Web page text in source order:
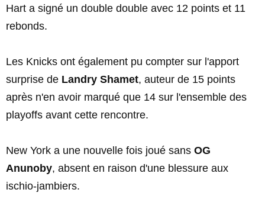
Hart a signé un double double avec 12 points et 11
rebonds.
Les Knicks ont également pu compter sur l'apport
surprise de Landry Shamet, auteur de 15 points
après n'en avoir marqué que 14 sur l'ensemble des
playoffs avant cette rencontre.
New York a une nouvelle fois joué sans OG
Anunoby, absent en raison d'une blessure aux
ischio-jambiers.